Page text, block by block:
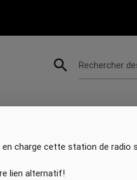
search Rechercher
en charge cette station de radio
lien alternatif!